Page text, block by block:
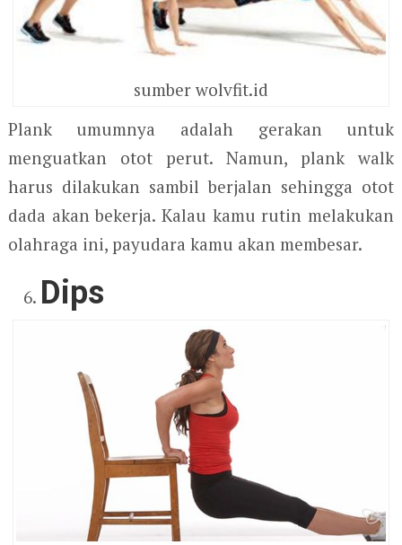
sumber wolvfit.id
Plank umumnya adalah gerakan untuk
menguatkan otot perut. Namun, plank walk
harus dilakukan sambil berjalan sehingga otot
dada akan bekerja. Kalau kamu rutin melakukan
olahraga ini, payudara kamu akan membesar.
Dips